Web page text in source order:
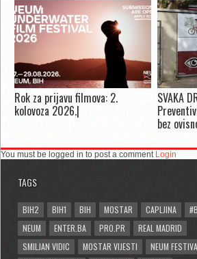
Rok za prijavu filmova: 2.
kolovoza 2026.|
SVAKA
bez
You must be logged in to post a comment Login
TAGS
BIH2 BIH1 BIH MOSTAR CAPLJINA
NEUM
ENTER.BA PRO.PR
REAL MADRID
SMILJAN VIDIC
MOSTAR VIJESTI
NEUM